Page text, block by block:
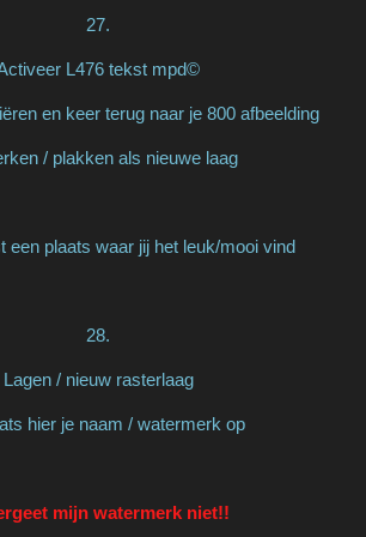
27.
L476 tekst mpd©
en keer terug naar je 800 afbeelding
/ plakken als nieuwe laag
een plaats waar jij het leuk/mooi vind
28.
Lagen / nieuw rasterlaag
hier je naam / watermerk op
mijn watermerk niet!!